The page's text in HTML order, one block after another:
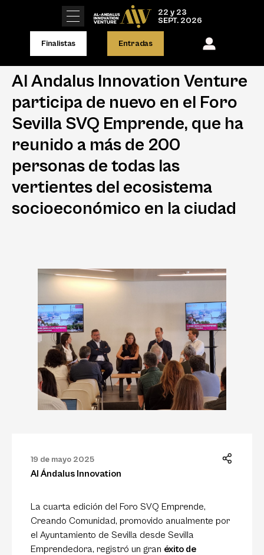
22 y 23
SEPT. 2026
Finalistas Entradas
Al Andalus Innovation Venture
participa de nuevo en el Foro
Sevilla SVQ Emprende, que ha
reunido a más de 200
personas de todas las
vertientes del ecosistema
socioeconómico en la ciudad
19 de mayo 2025
Al Ándalus Innovation
La cuarta edición del Foro SVQ Emprende,
Creando Comunidad, promovido anualmente por
el Ayuntamiento de Sevilla desde Sevilla
Emprendedora, registró un gran éxito de